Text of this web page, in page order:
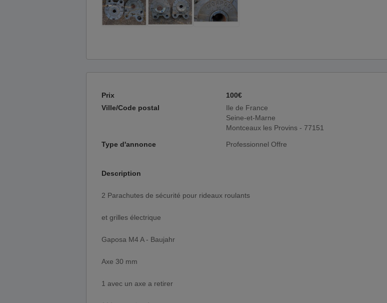
Prix
100€
Ville/Code postal
Ile de France
Seine-et-Marne
Montceaux les Provins - 77151
Type d'annonce Professionnel Offre
Description
2 Parachutes de sécurité pour rideaux roulants
et grilles électrique
Gaposa M4 A - Baujahr
Axe 30 mm
1 avec un axe a retirer